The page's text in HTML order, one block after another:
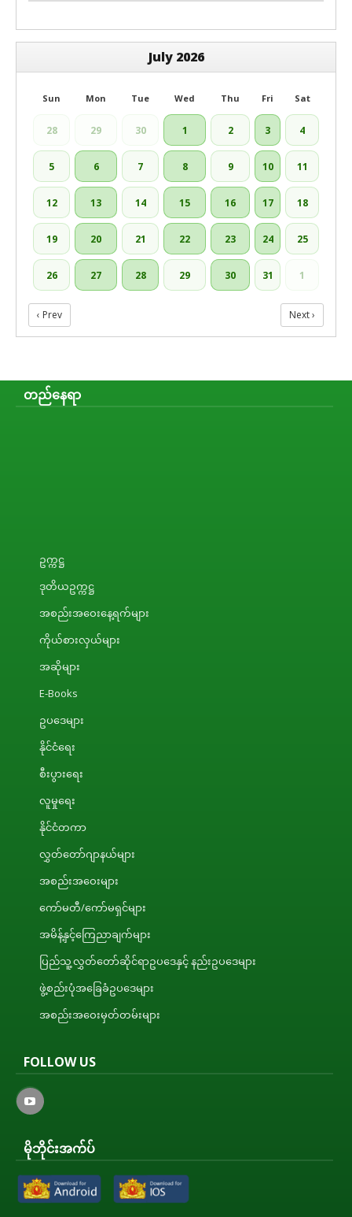
July 2026
Sun Mon Tue Wed Thu Fri Sat
28 29 30 1 2 3 4
5 6 7 8 9 10 11
12 13 14 15 16 17 18
19 20 21 22 23 24 25
26 27 28 29 30 31 1
‹ Prev Next ›
တည်နေရာ
ဥက္ကဋ္ဌ
ဒုတိယဥက္ကဋ္ဌ
အစည်းအဝေးနေ့ရက်များ
ကိုယ်စားလှယ်များ
အဆိုများ
E-Books
ဥပဒေများ
နိုင်ငံရေး
စီးပွားရေး
လူမှုရေး
နိုင်ငံတကာ
လွှတ်တော်ဂျာနယ်များ
အစည်းအဝေးများ
ကော်မတီ/ကော်မရှင်များ
အမိန့်နှင့်ကြေညာချက်များ
ပြည်သူ့လွှတ်တော်ဆိုင်ရာဥပဒေနှင့် နည်းဥပဒေများ
ဖွဲ့စည်းပုံအခြေခံဥပဒေများ
အစည်းအဝေးမှတ်တမ်းများ
FOLLOW US
မိုဘိုင်းအက်ပ်